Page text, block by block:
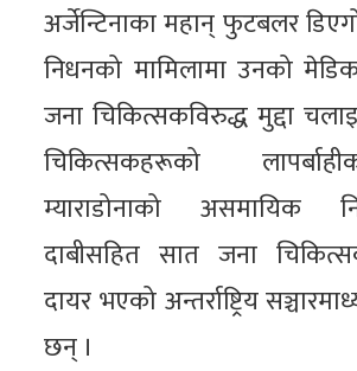
अर्जेन्टिनाका महान् फुटबलर
निधनको मामिलामा उनको
जना चिकित्सकविरुद्ध मुद्दा
चिकित्सकहरूको
म्याराडोनाको असमायिक
दाबीसहित सात जना
दायर भएको अन्तर्राष्ट्रिय
छन् ।